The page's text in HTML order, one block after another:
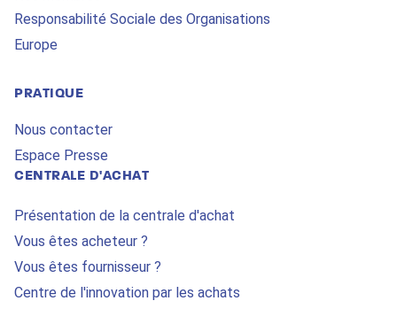
Responsabilité Sociale des Organisations
Europe
PRATIQUE
Nous contacter
Espace Presse
CENTRALE D'ACHAT
Présentation de la centrale d'achat
Vous êtes acheteur ?
Vous êtes fournisseur ?
Centre de l'innovation par les achats